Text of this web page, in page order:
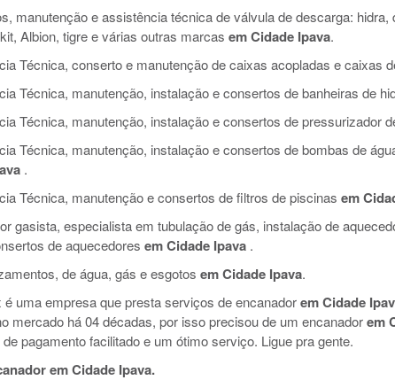
manutenção e assistência técnica de válvula de descarga: hidra,
Albion, tigre e várias outras marcas em Cidade Ipava.
Técnica, conserto e manutenção de caixas acopladas e caixas
Técnica, manutenção, instalação e consertos de banheiras de
Técnica, manutenção, instalação e consertos de pressurizador
Técnica, manutenção, instalação e consertos de bombas de
.
Técnica, manutenção e consertos de filtros de piscinas em
gasista, especialista em tubulação de gás, instalação de
de aquecedores em Cidade Ipava .
de água, gás e esgotos em Cidade Ipava.
é uma empresa que presta serviços de encanadorem Cidade
mercado há 04 décadas, por isso precisou de um encanadorem
pagamento facilitado e um ótimo serviço. Ligue pra gente.
em Cidade Ipava.